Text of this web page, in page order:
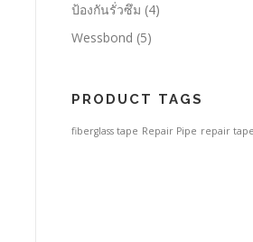
ป้องกันรั่วซึม (4)
Wessbond (5)
PRODUCT TAGS
fiberglass tape Repair Pipe repair tape